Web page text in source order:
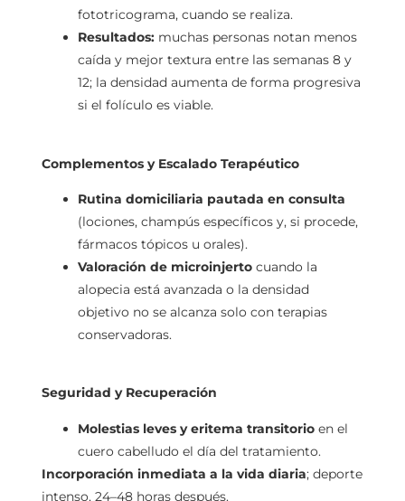
fototricograma, cuando se realiza.
Resultados:muchas personas notan menos
caída y mejor textura entre las semanas 8 y
12; la densidad aumenta de forma progresiva
si el folículo es viable.
Complementos y Escalado Terapéutico
Rutina domiciliaria pautada en consulta
(lociones, champús específicos y, si procede,
fármacos tópicos u orales).
Valoración de microinjertocuando la
alopecia está avanzada o la densidad
objetivo no se alcanza solo con terapias
conservadoras.
Seguridad y Recuperación
Molestias leves y eritema transitorioen el
cuero cabelludo el día del tratamiento.
Incorporación inmediata a la vida diaria; deporte
intenso, 24–48 horas después.